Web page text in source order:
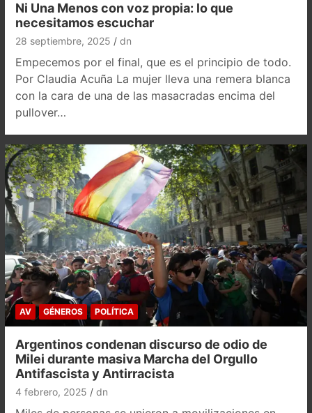
Ni Una Menos con voz propia: lo que
necesitamos escuchar
28 septiembre, 2025 dn
Empecemos por el final, que es el principio de todo.
Por Claudia Acuña La mujer lleva una remera blanca
con la cara de una de las masacradas encima del
pullover…
AV GÉNEROS POLÍTICA
Argentinos condenan discurso de odio de
Milei durante masiva Marcha del Orgullo
Antifascista y Antirracista
4 febrero, 2025 dn